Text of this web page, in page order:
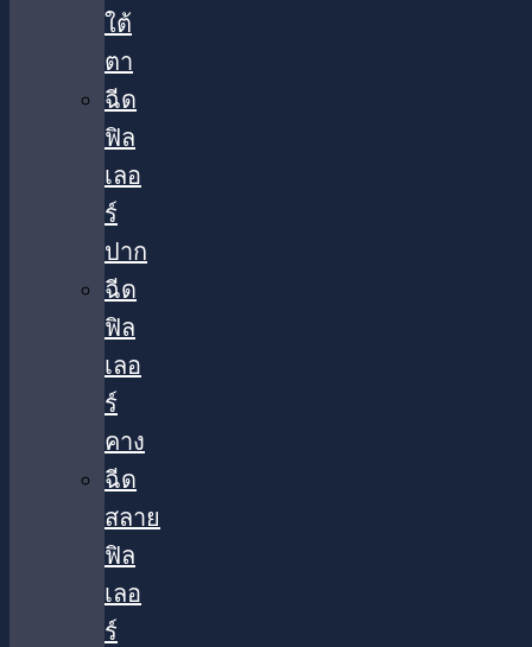
ใต้
ตา​
ฉีด
ฟิล
เลอ
ร์
ปาก
ฉีด
ฟิล
เลอ
ร์
คาง
ฉีด
สลาย
ฟิล
เลอ
ร์